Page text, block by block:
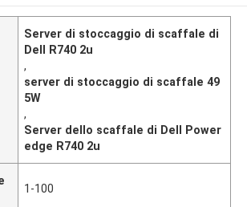
Server di stoccaggio di scaffale di
Dell R740 2u
,
server di stoccaggio di scaffale 49
5W
,
Server dello scaffale di Dell Power
edge R740 2u
1-100